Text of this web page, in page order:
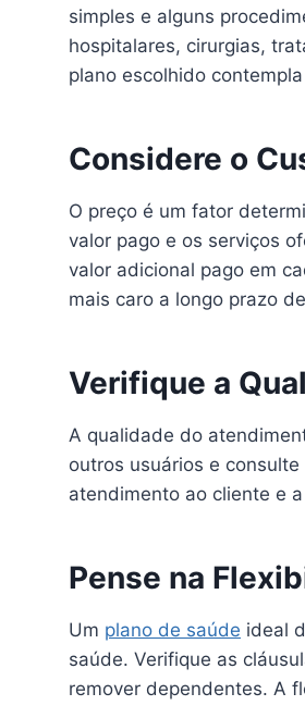
simples e alguns
hospitalares, cirurgias,
plano escolhido
Considere o
O preço é um fator
valor pago e os serviços
valor adicional pago em
mais caro a longo prazo
Verifique a
A qualidade do
outros usuários e
atendimento ao cliente e
Pense na
Um plano de saúde ideal
saúde. Verifique as
remover dependentes. A